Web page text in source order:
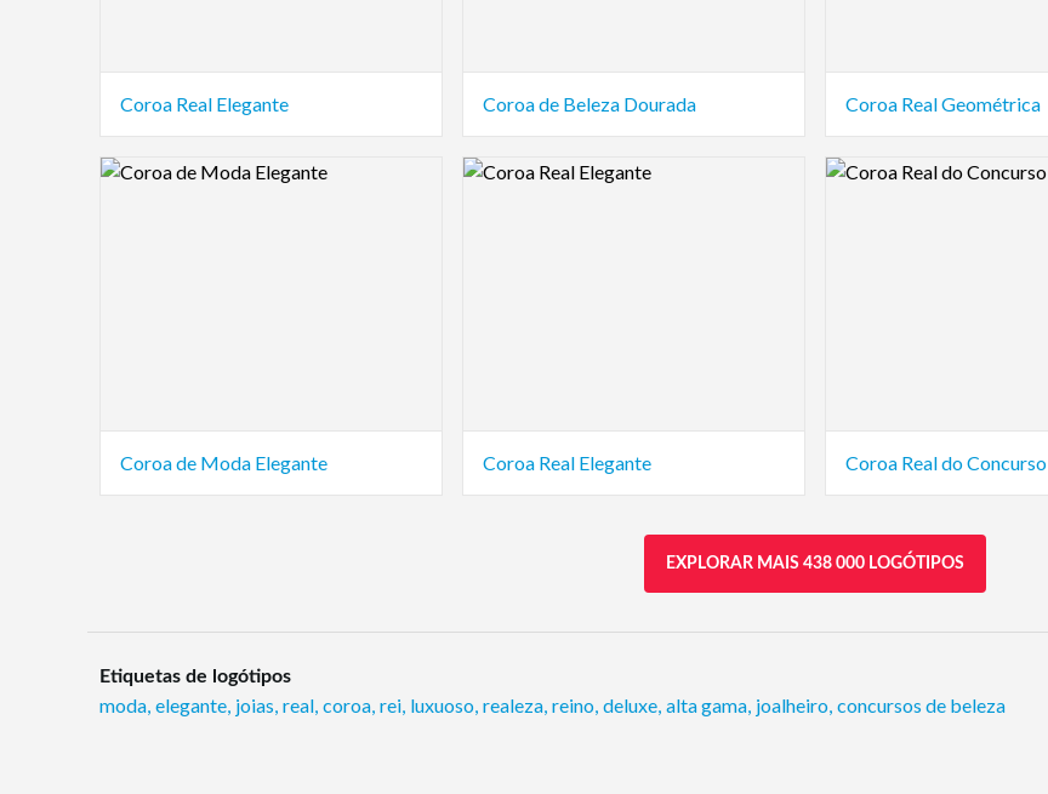
Coroa Real Elegante Coroa de Beleza Dourada Coroa Real Geométrica
Logo Preview Image
Coroa de Moda Elegante
Logo Preview Image
Coroa Real Elegante
Logo Preview Image
Coroa Real do Concurso
EXPLORAR MAIS 438 000 LOGÓTIPOS
Etiquetas de logótipos
moda, elegante, joias, real, coroa, rei, luxuoso, realeza, reino, deluxe, alta gama, joalheiro, concursos de beleza